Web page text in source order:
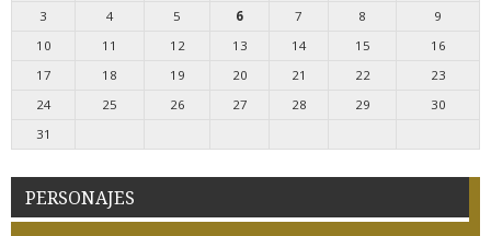
3
4 5 6 7 8
9
10
11 12 13 14 15
16
17
18 19 20 21 22
23
24
25 26 27 28 29
30
31
PERSONAJES